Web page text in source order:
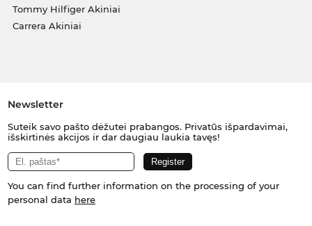
Tommy Hilfiger Akiniai
Carrera Akiniai
Newsletter
Suteik savo pašto dėžutei prabangos. Privatūs išpardavimai,
išskirtinės akcijos ir dar daugiau laukia tavęs!
You can find further information on the processing of your
personal data here